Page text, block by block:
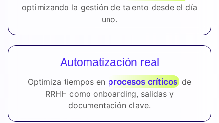
optimizando la gestión de talento desde el día
uno.
Automatización real
Optimiza tiempos en procesos críticosde
RRHH como onboarding, salidas y
documentación clave.